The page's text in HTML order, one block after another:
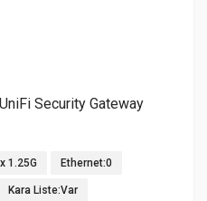
Security Gateway
1.25G Ethernet:0
Kara Liste:Var